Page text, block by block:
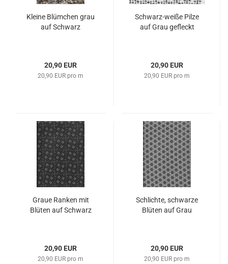
Kleine Blümchen grau
auf Schwarz
20,90 EUR
20,90 EUR pro m
Schwarz-weiße Pilze
auf Grau gefleckt
20,90 EUR
20,90 EUR pro m
Graue Ranken mit
Blüten auf Schwarz
20,90 EUR
20,90 EUR pro m
Schlichte, schwarze
Blüten auf Grau
20,90 EUR
20,90 EUR pro m